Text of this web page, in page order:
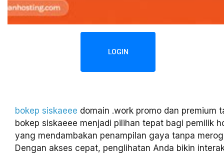
LOGIN
bokep siskaeee domain .work promo dan premium
bokep siskaeee menjadi pilihan tepat bagi pemilik
yang mendambakan penampilan gaya tanpa
Dengan akses cepat, penglihatan Anda bikin